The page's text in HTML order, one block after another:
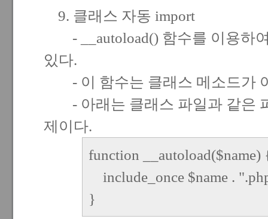
9. 클래스 자동 import
- __autoload() 함수를 이용하
있다.
- 이 함수는 클래스 메소드가
- 아래는 클래스 파일과 같은
제이다.
function __autoload($name)
include_once $name .
}